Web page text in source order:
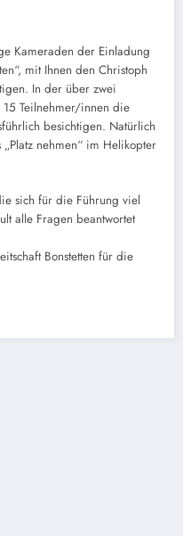
Kameraden der Einladung
mit Ihnen den Christoph
In der über zwei
Teilnehmer/innen die
besichtigen. Natürlich
nehmen“ im Helikopter
sich für die Führung viel
alle Fragen beantwortet
Bonstetten für die